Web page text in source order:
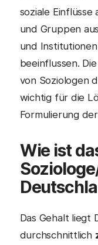
soziale
und Gruppen
und
beeinflussen.
von Soziologen
wichtig für die
Formulierung
Wie ist
Das Gehalt liegt
durchschnittlich